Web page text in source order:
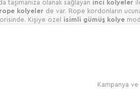
taşımanıza olanak sağlayan inci kolyeler
rope kolyeler de var. Rope kordonların
Kişiye özel isimli gümüş kolye
Kampanya